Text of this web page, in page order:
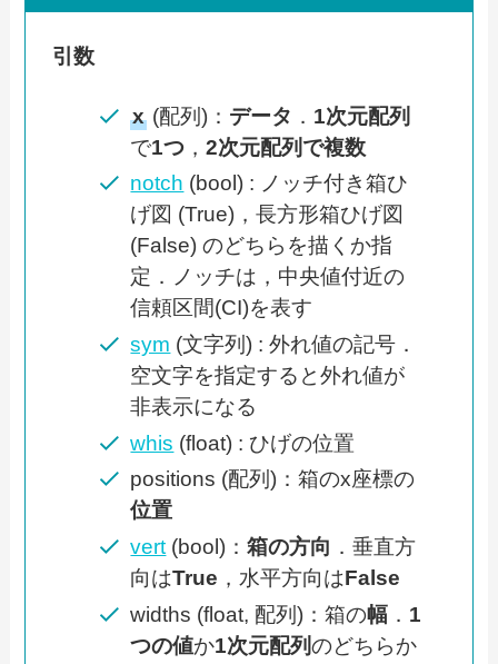
引数
x (配列)： データ ． 1次元配列
で1つ ，2次元配列で複数
notch (bool) : ノッチ付き箱ひ
げ図 (True)，長方形箱ひげ図
(False) のどちらを描くか指
定．ノッチは，中央値付近の
信頼区間(CI)を表す
sym (文字列) : 外れ値の記号．
空文字を指定すると外れ値が
非表示になる
whis (float) : ひげの位置
positions (配列)：箱のx座標の
位置
vert (bool)：箱の方向 ．垂直方
向はTrue ，水平方向はFalse
widths (float, 配列)：箱の幅 ． 1
つの値か1次元配列のどちらか